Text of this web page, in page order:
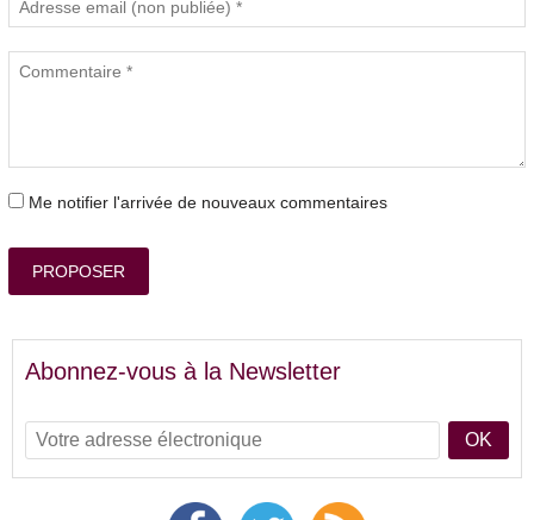
Me notifier l'arrivée de nouveaux commentaires
PROPOSER
Abonnez-vous à la Newsletter
OK